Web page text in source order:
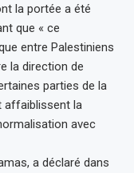
la portée a été
que « ce
entre Palestiniens
la direction de
parties de la
affaiblissent la
avec
a déclaré dans